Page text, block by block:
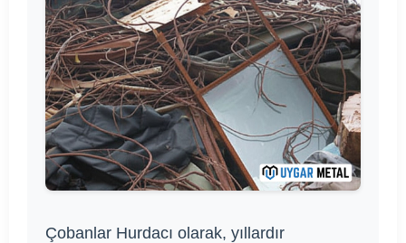
Çobanlar Hurdacı olarak, yıllardır